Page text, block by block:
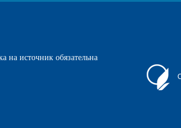
на источник обязательна